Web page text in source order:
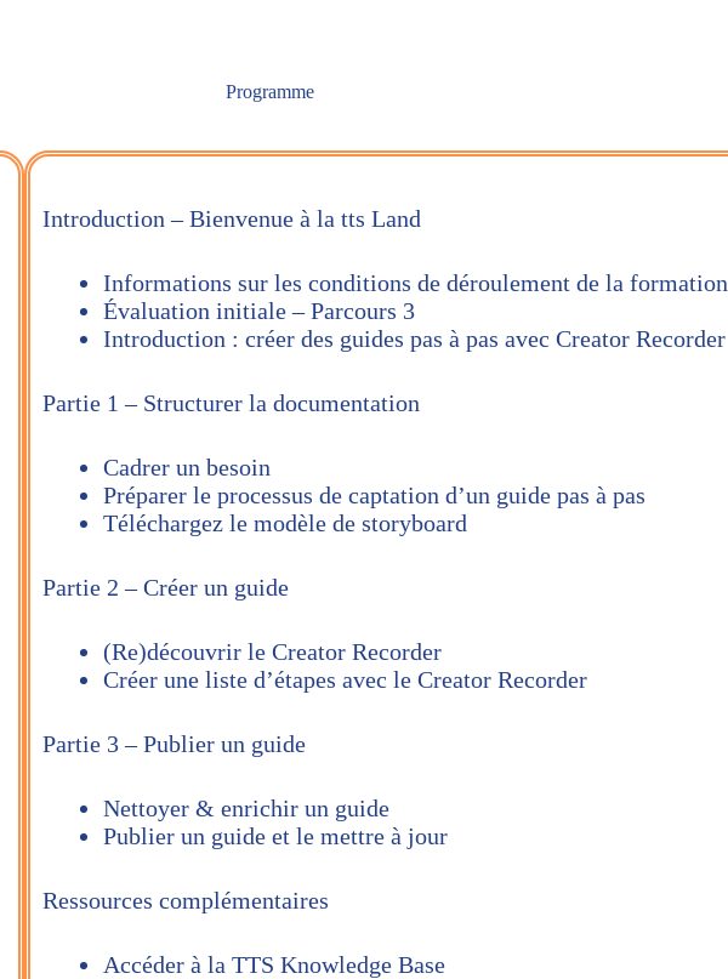
Programme
Introduction – Bienvenue à la tts Land
Informations sur les conditions de déroulement de la formation
Évaluation initiale – Parcours 3
Introduction : créer des guides pas à pas avec Creator Recorder
Partie 1 – Structurer la documentation
Cadrer un besoin
Préparer le processus de captation d’un guide pas à pas
Téléchargez le modèle de storyboard
Partie 2 – Créer un guide
(Re)découvrir le Creator Recorder
Créer une liste d’étapes avec le Creator Recorder
Partie 3 – Publier un guide
Nettoyer & enrichir un guide
Publier un guide et le mettre à jour
Ressources complémentaires
Accéder à la TTS Knowledge Base